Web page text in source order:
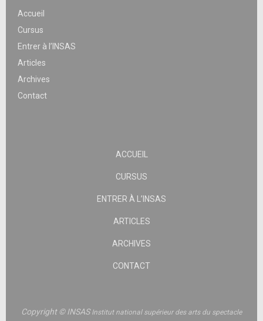
Accueil
Cursus
Entrer à l’INSAS
Articles
Archives
Contact
ACCUEIL
CURSUS
ENTRER À L’INSAS
ARTICLES
ARCHIVES
CONTACT
Copyright © INSASInstitut national supérieur des arts du spectacle